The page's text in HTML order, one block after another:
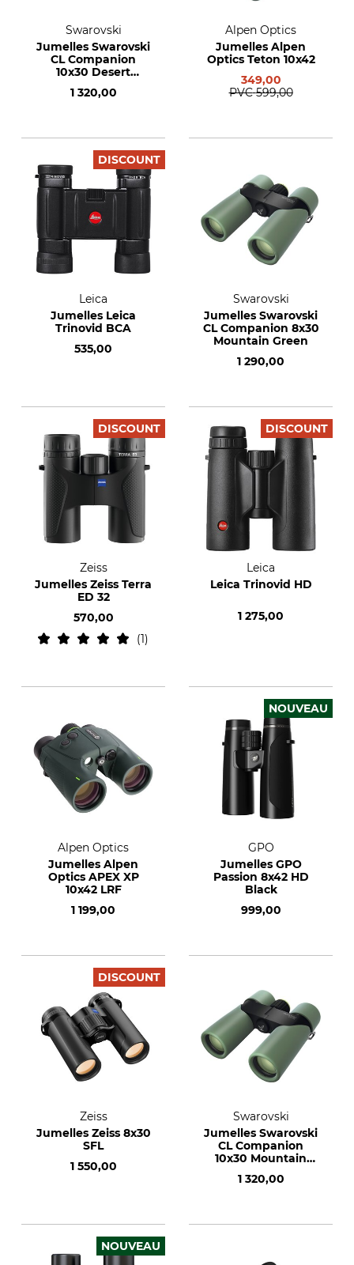
Swarovski
Jumelles Swarovski
CL Companion
10x30 Desert
1 320,00
Alpen Optics
Jumelles Alpen
Optics Teton 10x42
349,00
PVC 599,00
DISCOUNT
Leica
Jumelles Leica
Trinovid BCA
535,00
Swarovski
Jumelles Swarovski
CL Companion 8x30
Mountain Green
1 290,00
DISCOUNT
Zeiss
Jumelles Zeiss Terra
ED 32
570,00
1
DISCOUNT
Leica
Leica Trinovid HD
1 275,00
Alpen Optics
Jumelles Alpen
Optics APEX XP
10x42 LRF
1 199,00
NOUVEAU
GPO
Jumelles GPO
Passion 8x42 HD
Black
999,00
DISCOUNT
Zeiss
Jumelles Zeiss 8x30
SFL
1 550,00
Swarovski
Jumelles Swarovski
CL Companion
10x30 Mountain
1 320,00
NOUVEAU